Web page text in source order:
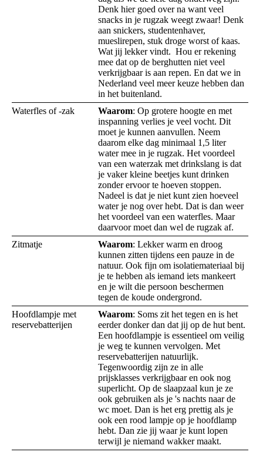
Denk hier goed over na want veel
snacks in je rugzak weegt zwaar! Denk
aan snickers, studentenhaver,
mueslirepen, stuk droge worst of kaas.
Wat jij lekker vindt. Hou er rekening
mee dat op de berghutten niet veel
verkrijgbaar is aan repen. En dat we in
Nederland veel meer keuze hebben dan
in het buitenland.
Waterfles of -zak
Waarom: Op grotere hoogte en met
inspanning verlies je veel vocht. Dit
moet je kunnen aanvullen. Neem
daarom elke dag minimaal 1,5 liter
water mee in je rugzak. Het voordeel
van een waterzak met drinkslang is dat
je vaker kleine beetjes kunt drinken
zonder ervoor te hoeven stoppen.
Nadeel is dat je niet kunt zien hoeveel
water je nog over hebt. Dat is dan weer
het voordeel van een waterfles. Maar
daarvoor moet dan wel de rugzak af.
Zitmatje
Waarom: Lekker warm en droog
kunnen zitten tijdens een pauze in de
natuur. Ook fijn om isolatiemateriaal bij
je te hebben als iemand iets mankeert
en je wilt die persoon beschermen
tegen de koude ondergrond.
Hoofdlampje met
reservebatterijen
Waarom: Soms zit het tegen en is het
eerder donker dan dat jij op de hut bent.
Een hoofdlampje is essentieel om veilig
je weg te kunnen vervolgen. Met
reservebatterijen natuurlijk.
Tegenwoordig zijn ze in alle
prijsklasses verkrijgbaar en ook nog
superlicht. Op de slaapzaal kun je ze
ook gebruiken als je 's nachts naar de
wc moet. Dan is het erg prettig als je
ook een rood lampje op je hoofdlamp
hebt. Dan zie jij waar je kunt lopen
terwijl je niemand wakker maakt.